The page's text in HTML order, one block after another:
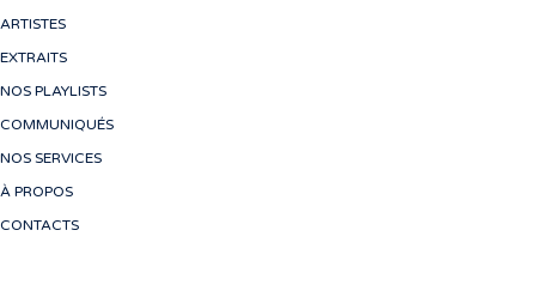
ARTISTES
EXTRAITS
NOS PLAYLISTS
COMMUNIQUÉS
NOS SERVICES
À PROPOS
CONTACTS